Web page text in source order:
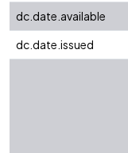
dc.date.available
dc.date.issued